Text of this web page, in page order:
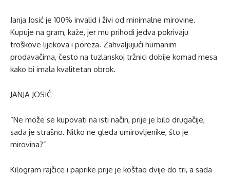
Janja Josić je 100% invalid i živi od minimalne mirovine.
Kupuje na gram, kaže, jer mu prihodi jedva pokrivaju
troškove lijekova i poreza. Zahvaljujući humanim
prodavačima, često na tuzlanskoj tržnici dobije komad mesa
kako bi imala kvalitetan obrok.
JANJA JOSIĆ
“Ne može se kupovati na isti način, prije je bilo drugačije,
sada je strašno. Nitko ne gleda umirovljenike, što je
mirovina?”
Kilogram rajčice i paprike prije je koštao dvije do tri, a sada